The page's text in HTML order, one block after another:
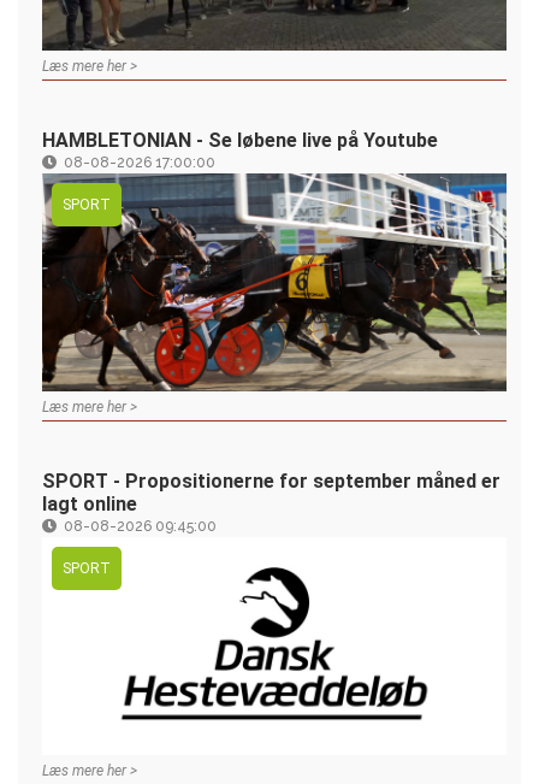
Læs mere her >
HAMBLETONIAN - Se løbene live på Youtube
08-08-2026 17:00:00
SPORT
Læs mere her >
SPORT - Propositionerne for september måned er
lagt online
08-08-2026 09:45:00
SPORT
Læs mere her >